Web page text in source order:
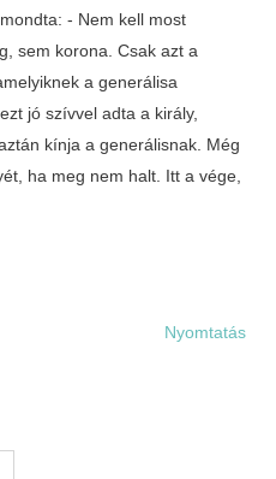
- Nem kell most
sem korona. Csak azt a
a generálisa
jó szívvel adta a király,
kínja a generálisnak. Még
ha meg nem halt. Itt a vége,
Nyomtatás